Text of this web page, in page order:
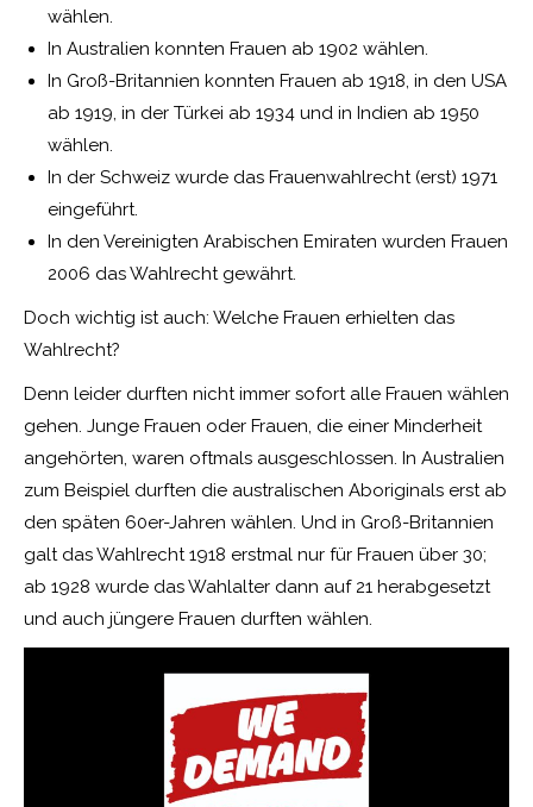
wählen.
In Australien konnten Frauen ab 1902 wählen.
In Groß-Britannien konnten Frauen ab 1918, in den USA
ab 1919, in der Türkei ab 1934 und in Indien ab 1950
wählen.
In der Schweiz wurde das Frauenwahlrecht (erst) 1971
eingeführt.
In den Vereinigten Arabischen Emiraten wurden Frauen
2006 das Wahlrecht gewährt.
Doch wichtig ist auch: Welche Frauen erhielten das
Wahlrecht?
Denn leider durften nicht immer sofort alle Frauen wählen
gehen. Junge Frauen oder Frauen, die einer Minderheit
angehörten, waren oftmals ausgeschlossen. In Australien
zum Beispiel durften die australischen Aboriginals erst ab
den späten 60er-Jahren wählen. Und in Groß-Britannien
galt das Wahlrecht 1918 erstmal nur für Frauen über 30;
ab 1928 wurde das Wahlalter dann auf 21 herabgesetzt
und auch jüngere Frauen durften wählen.